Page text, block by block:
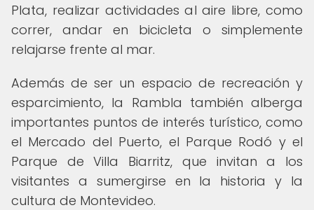
Plata, realizar actividades al aire libre, como
correr, andar en bicicleta o simplemente
relajarse frente al mar.
Además de ser un espacio de recreación y
esparcimiento, la Rambla también alberga
importantes puntos de interés turístico, como
el Mercado del Puerto, el Parque Rodó y el
Parque de Villa Biarritz, que invitan a los
visitantes a sumergirse en la historia y la
cultura de Montevideo.